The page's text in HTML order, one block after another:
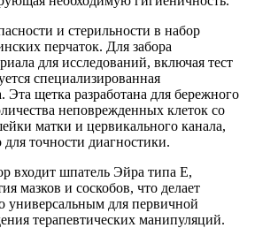
и стерильности в набор
перчаток. Для забора
для исследований, включая тест
специализированная
Эта щетка разработана для бережного
неповрежденных клеток со
матки и цервикального канала,
точности диагностики.
входит шпатель Эйра типа Е,
мазков и соскобов, что делает
универсальным для первичной
терапевтических манипуляций.